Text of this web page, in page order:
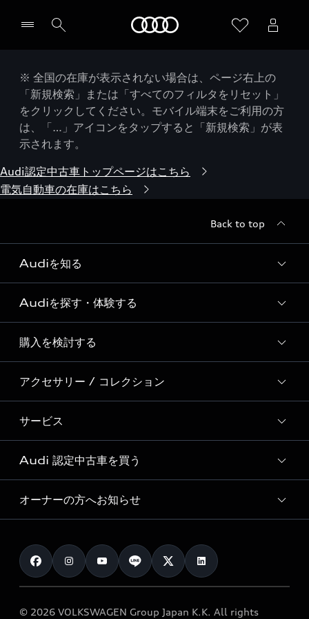
※ 全国の在庫が表示されない場合は、ページ右上の
「新規検索」または「すべてのフィルタをリセット」
をクリックしてください。モバイル端末をご利用の方
は、「…」アイコンをタップすると「新規検索」が表
示されます。
Audi認定中古車トップページはこちら
電気自動車の在庫はこちら
Back to top
Audiを知る
Audi ブランド
Story of Progress
Audi Sport
Formula 1®
デジタルサービス
Audiを探す・体験する
ディーラー検索
新車在庫検索
試乗車・展示車検索
見積り依頼
試乗予約
購入を検討する
モデル一覧
特別仕様モデル / 限定モデル
e-tronラインアップ
価格シミュレーション
車両比較
カタログ一覧
アクセサリー / コレクション
純正アクセサリー
オンラインショップ
Audi collection
アウディナビアプリ
サービス
サービス入庫予約
サービスプログラム
メンテナンス
車検 / 定期点検
e-tronアフターサポート
Audi 認定中古車を買う
Audi認定中古車
クオリティ
保証
メンテナンス
オーナーの方へお知らせ
お知らせ
オーナー様向けキャンペーン
© 2026 VOLKSWAGEN Group Japan K.K. All rights